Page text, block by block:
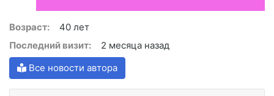
Возраст:
40 лет
Последний визит:
2 месяца назад
Все новости автора